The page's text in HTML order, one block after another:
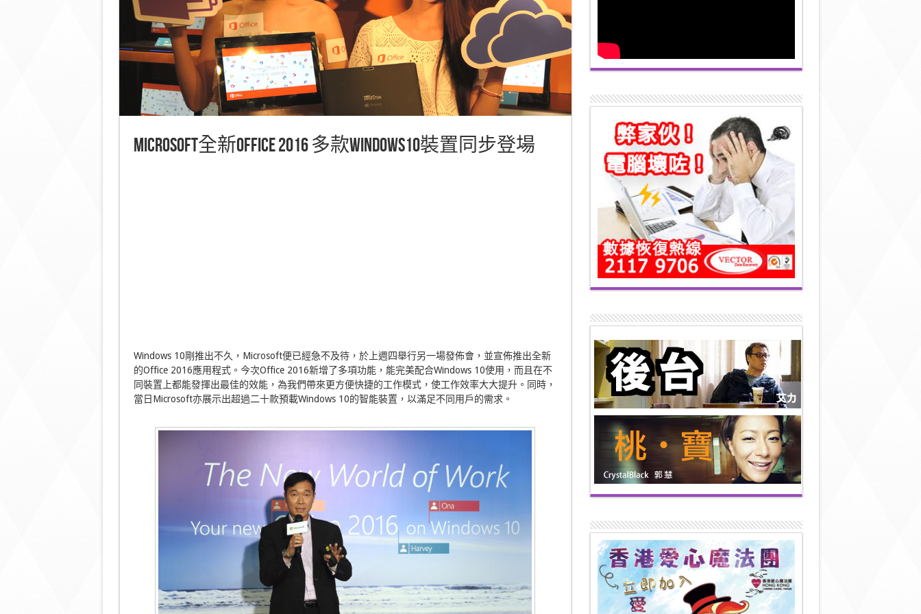
Microsoft全新Office 2016 多款Windows10裝置同步登場
Windows 10剛推出不久，Microsoft便已經急不及待，於上週四舉行另一場發佈會，並宣佈推出全新
的Office 2016應用程式。今次Office 2016新增了多項功能，能完美配合Windows 10使用，而且在不
同裝置上都能發揮出最佳的效能，為我們帶來更方便快捷的工作模式，使工作效率大大提升。同時，
當日Microsoft亦展示出超過二十款預載Windows 10的智能裝置，以滿足不同用戶的需求。